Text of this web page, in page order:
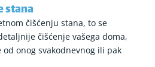
stana
čišćenju stana, to se
čišćenje vašega doma,
onog svakodnevnog ili pak